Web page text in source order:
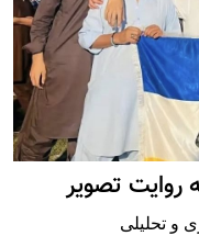
روایت تصویر
و تحلیلی